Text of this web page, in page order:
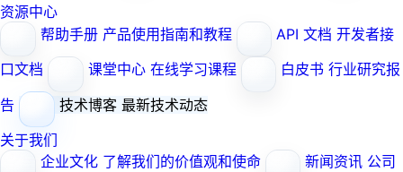
资源中心
帮助手册 产品使用指南和教程 API 文档 开发者接
口文档
课堂中心 在线学习课程 白皮书 行业研究报
告
技术博客 最新技术动态
关于我们
企业文化 了解我们的价值观和使命 新闻资讯 公司